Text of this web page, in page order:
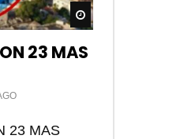
Watch Later
23 MAS
23 MAS